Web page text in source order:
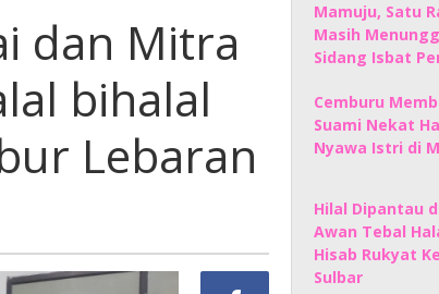
dan Mitra
bihalal
Lebaran
Mamuju, Satu
Masih
Sidang Isbat
Cemburu
Suami Nekat
Nyawa Istri di
Hilal Dipantau
Awan Tebal
Hisab Rukyat
Sulbar